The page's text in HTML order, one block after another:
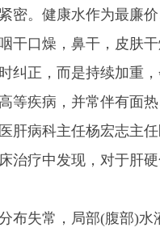
密。健康水作为最廉
干口燥，鼻干，皮肤
纠正，而是持续加重
等疾病，并常伴有面
肝病科主任杨宏志主
治疗中发现，对于肝
布失常，局部(腹部)